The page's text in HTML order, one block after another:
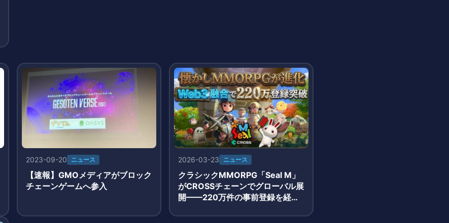
2023-09-20 ニュース
【速報】GMOメディアがブロック
チェーンゲームへ参入
2026-03-23 ニュース
クラシックMMORPG「Seal M」
がCROSSチェーンでグローバル展
開——220万件の事前登録を経て